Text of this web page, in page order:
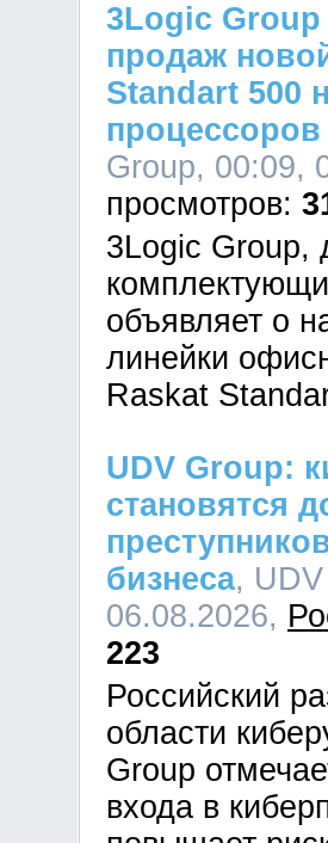
3Logic Group
продаж
Standart 500
Group, 00:09,
3Logic Group,
объявляет о
линейки
Raskat
UDV Group:
становятся
бизнеса,
06.08.2026,
223
Российский
области
Group
входа в